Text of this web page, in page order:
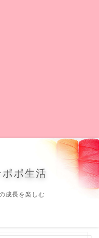
ポ生活
成長を楽しむ